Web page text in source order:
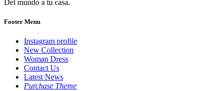
Del mundo a tu casa.
Footer Menu
Instagram profile
New Collection
Woman Dress
Contact Us
Latest News
Purchase Theme